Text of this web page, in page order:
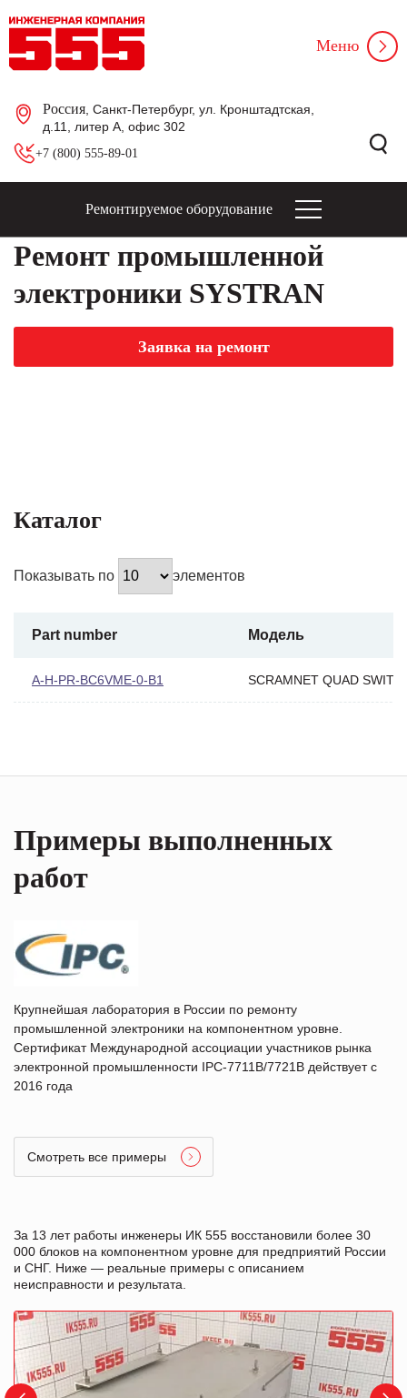
Россия , Санкт-Петербург, ул. Кронштадтская,
д.11, литер А, офис 302
+7 (800) 555-89-01
Меню
Ремонтируемое оборудование
Ремонт промышленной
электроники SYSTRAN
Заявка на ремонт
Каталог
Показывать по элементов
Part number Модель
A-H-PR-BC6VME-0-B1 SCRAMNET QUAD
Примеры выполненных
работ
Крупнейшая лаборатория в России по ремонту
промышленной электроники на компонентном уровне.
Сертификат Международной ассоциации участников рынка
электронной промышленности IPC-7711B/7721B действует с
2016 года
Смотреть все примеры
За 13 лет работы инженеры ИК 555 восстановили более 30
000 блоков на компонентном уровне для предприятий России
и СНГ. Ниже — реальные примеры с описанием
неисправности и результата.